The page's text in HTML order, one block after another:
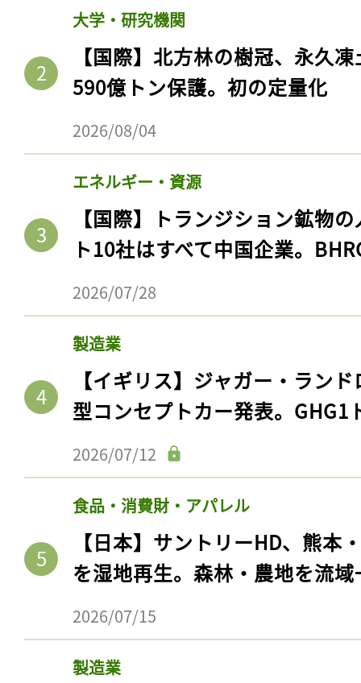
大学・研究機関
【国際】北方林の樹冠、永久
590億トン保護。初の定量化
2026/08/04
エネルギー・資源
【国際】トランジション鉱物
ト10社はすべて中国企業。
2026/07/28
製造業
【イギリス】ジャガー・ラン
型コンセプトカー発表。GHG1
2026/07/12
食品・消費財・アパレル
【日本】サントリーHD、熊本
を湿地再生。森林・農地を流
2026/07/15
製造業